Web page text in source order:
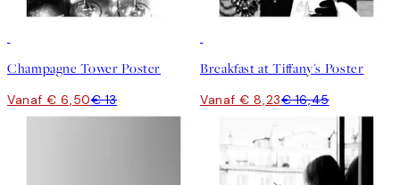
Champagne Tower Poster
Vanaf € 6,50€ 13
Breakfast at Tiffany's Poster
Vanaf € 8,23€ 16,45